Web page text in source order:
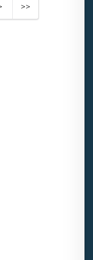
>>